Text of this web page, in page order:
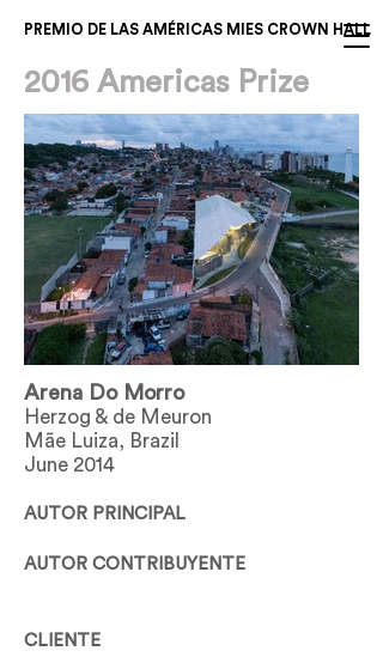
PREMIO DE LAS AMÉRICAS MIES CROWN HALL
2016 Americas Prize
Arena Do Morro
Herzog & de Meuron
Mãe Luiza, Brazil
June 2014
AUTOR PRINCIPAL
AUTOR CONTRIBUYENTE
CLIENTE